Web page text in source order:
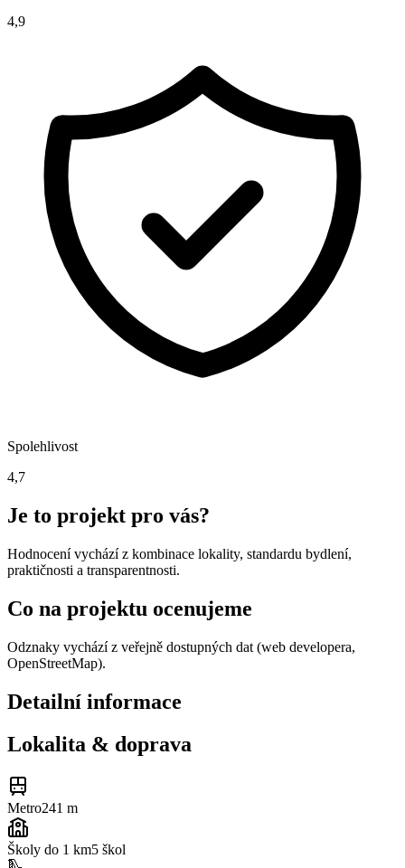
4,9
Spolehlivost
4,7
Je to projekt pro vás?
Hodnocení vychází z kombinace lokality, standardu bydlení,
praktičnosti a transparentnosti.
Co na projektu ocenujeme
Odznaky vychází z veřejně dostupných dat (web developera,
OpenStreetMap).
Detailní informace
Lokalita & doprava
Metro241 m
Školy do 1 km5 škol